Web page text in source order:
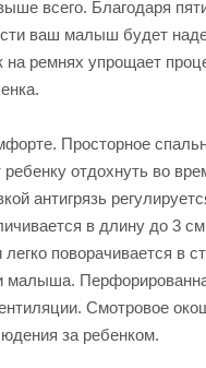
всего. Благодаря
ваш малыш будет
на ремнях упрощает
Просторное
отдохнуть во
антигрязь
в длину до 3
поворачивается в
малыша.
Смотровое
за ребенком.